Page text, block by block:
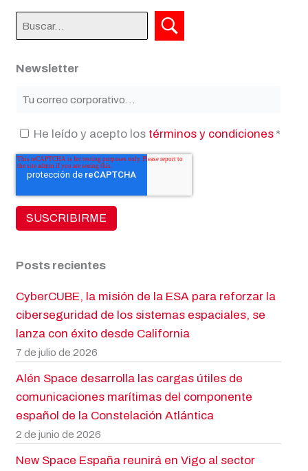
Newsletter
He leído y acepto los términos y condiciones *
Posts recientes
CyberCUBE, la misión de la ESA para reforzar la
ciberseguridad de los sistemas espaciales, se
lanza con éxito desde California
7 de julio de 2026
Alén Space desarrolla las cargas útiles de
comunicaciones marítimas del componente
español de la Constelación Atlántica
2 de junio de 2026
New Space España reunirá en Vigo al sector